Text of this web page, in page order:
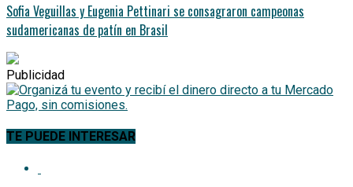
Sofia Veguillas y Eugenia Pettinari se consagraron campeonas
sudamericanas de patín en Brasil
Publicidad
TE PUEDE INTERESAR